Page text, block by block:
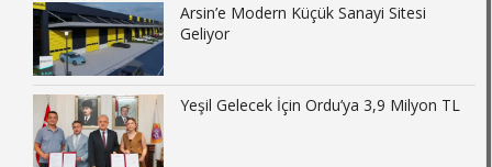
Arsin’e Modern Küçük Sanayi Sitesi
Geliyor
Yeşil Gelecek İçin Ordu’ya 3,9 Milyon TL